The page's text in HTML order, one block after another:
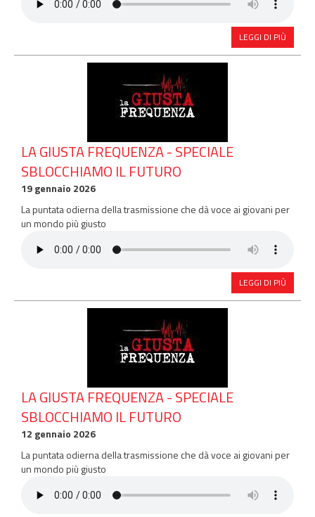
LEGGI DI PIÙ
LA GIUSTA FREQUENZA - SPECIALE
SBLOCCHIAMO IL FUTURO
19 gennaio 2026
La puntata odierna della trasmissione che dà voce ai giovani per
un mondo più giusto
LEGGI DI PIÙ
LA GIUSTA FREQUENZA - SPECIALE
SBLOCCHIAMO IL FUTURO
12 gennaio 2026
La puntata odierna della trasmissione che dà voce ai giovani per
un mondo più giusto